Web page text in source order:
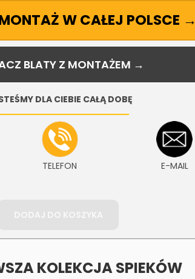
W CAŁEJ POLSCE →
BLATY Z MONTAŻEM →
DLA CIEBIE CAŁĄ DOBĘ
TELEFON E-MAIL
KOLEKCJA SPIEKÓW